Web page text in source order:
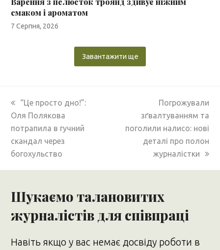
смаком і ароматом
7 Серпня, 2026
Завантажити ще
previous
post:
“Це просто дно!”:
Оля Полякова
потрапила в гучний
скандал через
богохульство
next
post:
Погрожували
зґвалтуванням та
поголили налисо: нові
деталі про полон
журналістки
Шукаємо талановитих
журналістів для співпраці
Навіть якщо у вас немає досвіду роботи в